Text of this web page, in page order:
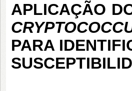
APLICAÇÃO
PARA